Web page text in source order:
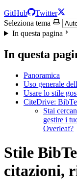
GitHub
Twitter
Seleziona tema
In questa pagina
In questa
Panoramica
Uso generale
Usare lo stile
CiteDrive:
Stai
gestire i
Overleaf?
Stile
citazioni,